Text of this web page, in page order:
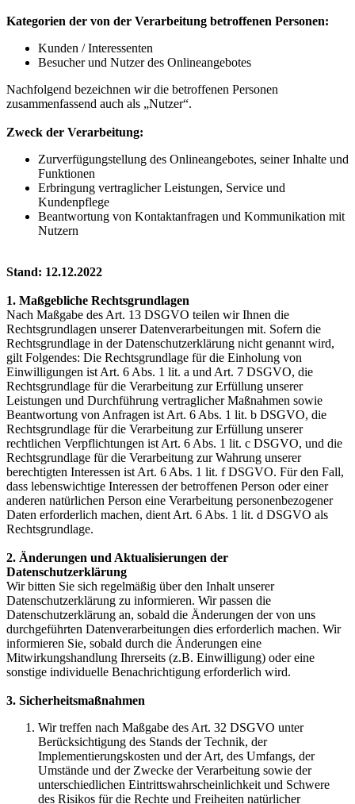
Kategorien der von der Verarbeitung betroffenen Personen:
Kunden / Interessenten
Besucher und Nutzer des Onlineangebotes
Nachfolgend bezeichnen wir die betroffenen Personen
zusammenfassend auch als „Nutzer“.
Zweck der Verarbeitung:
Zurverfügungstellung des Onlineangebotes, seiner Inhalte und
Funktionen
Erbringung vertraglicher Leistungen, Service und
Kundenpflege
Beantwortung von Kontaktanfragen und Kommunikation mit
Nutzern
Stand: 12.12.2022
1. Maßgebliche Rechtsgrundlagen
Nach Maßgabe des Art. 13 DSGVO teilen wir Ihnen die
Rechtsgrundlagen unserer Datenverarbeitungen mit. Sofern die
Rechtsgrundlage in der Datenschutzerklärung nicht genannt wird,
gilt Folgendes: Die Rechtsgrundlage für die Einholung von
Einwilligungen ist Art. 6 Abs. 1 lit. a und Art. 7 DSGVO, die
Rechtsgrundlage für die Verarbeitung zur Erfüllung unserer
Leistungen und Durchführung vertraglicher Maßnahmen sowie
Beantwortung von Anfragen ist Art. 6 Abs. 1 lit. b DSGVO, die
Rechtsgrundlage für die Verarbeitung zur Erfüllung unserer
rechtlichen Verpflichtungen ist Art. 6 Abs. 1 lit. c DSGVO, und die
Rechtsgrundlage für die Verarbeitung zur Wahrung unserer
berechtigten Interessen ist Art. 6 Abs. 1 lit. f DSGVO. Für den Fall,
dass lebenswichtige Interessen der betroffenen Person oder einer
anderen natürlichen Person eine Verarbeitung personenbezogener
Daten erforderlich machen, dient Art. 6 Abs. 1 lit. d DSGVO als
Rechtsgrundlage.
2. Änderungen und Aktualisierungen der
Datenschutzerklärung
Wir bitten Sie sich regelmäßig über den Inhalt unserer
Datenschutzerklärung zu informieren. Wir passen die
Datenschutzerklärung an, sobald die Änderungen der von uns
durchgeführten Datenverarbeitungen dies erforderlich machen. Wir
informieren Sie, sobald durch die Änderungen eine
Mitwirkungshandlung Ihrerseits (z.B. Einwilligung) oder eine
sonstige individuelle Benachrichtigung erforderlich wird.
3. Sicherheitsmaßnahmen
Wir treffen nach Maßgabe des Art. 32 DSGVO unter
Berücksichtigung des Stands der Technik, der
Implementierungskosten und der Art, des Umfangs, der
Umstände und der Zwecke der Verarbeitung sowie der
unterschiedlichen Eintrittswahrscheinlichkeit und Schwere
des Risikos für die Rechte und Freiheiten natürlicher